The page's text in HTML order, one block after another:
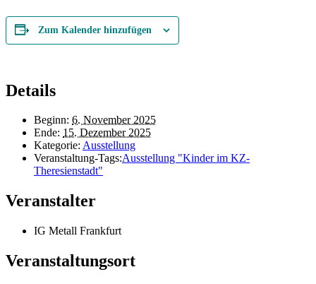
Zum Kalender hinzufügen
Details
Beginn: 6. November 2025
Ende: 15. Dezember 2025
Kategorie: Ausstellung
Veranstaltung-Tags:Ausstellung "Kinder im KZ-
Theresienstadt"
Veranstalter
IG Me­tall Frankfurt
Veranstaltungsort